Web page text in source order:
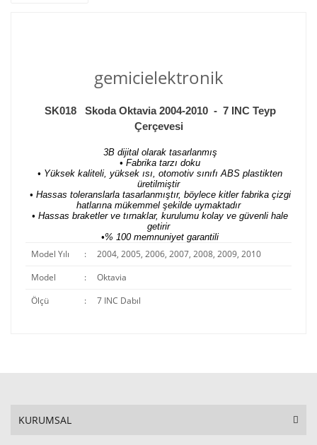
gemicielektronik
SK018 Skoda Oktavia 2004-2010 - 7 INC Teyp
Çerçevesi
3B dijital olarak tasarlanmış
• Fabrika tarzı doku
• Yüksek kaliteli, yüksek ısı, otomotiv sınıfı ABS plastikten
üretilmiştir
• Hassas toleranslarla tasarlanmıştır, böylece kitler fabrika çizgi
hatlarına mükemmel şekilde uymaktadır
• Hassas braketler ve tırnaklar, kurulumu kolay ve güvenli hale
getirir
•% 100 memnuniyet garantili
Model Yılı :
2004, 2005, 2006, 2007, 2008, 2009, 2010
Model
:
Oktavia
Ölçü
: 7 INC Dabıl
KURUMSAL